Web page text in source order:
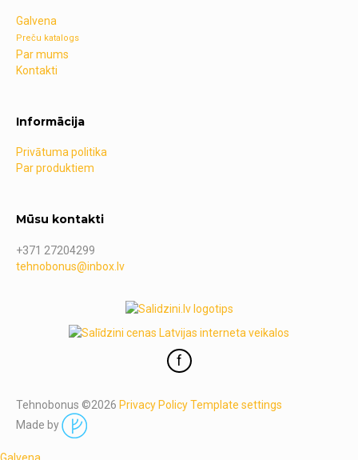
Galvena
Preču katalogs
Par mums
Kontakti
Informācija
Privātuma politika
Par produktiem
Mūsu kontakti
+371 27204299
tehnobonus@inbox.lv
f
Tehnobonus ©2026 Privacy PolicyTemplate settings
Made by